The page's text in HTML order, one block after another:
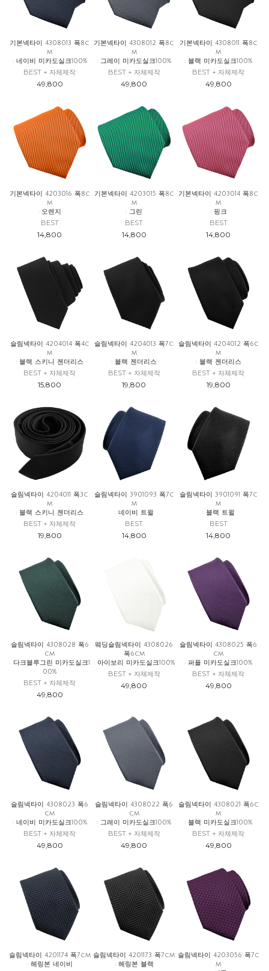
기본넥타이 4308013 폭8c
m
: 네이비 미카도실크100%
BEST + 자체제작
49,800
기본넥타이 4308012 폭8c
m
: 그레이 미카도실크100%
BEST + 자체제작
49,800
기본넥타이 4308011 폭8c
m
: 블랙 미카도실크100%
BEST + 자체제작
49,800
기본넥타이 4203016 폭8c
m
: 오렌지
BEST
14,800
기본넥타이 4203015 폭8c
m
: 그린
BEST
14,800
기본넥타이 4203014 폭8c
m
: 핑크
BEST
14,800
슬림넥타이 4204014 폭4c
m
: 블랙 스키니 젠더리스
BEST + 자체제작
15,800
슬림넥타이 4204013 폭7c
m
: 블랙 젠더리스
BEST + 자체제작
19,800
슬림넥타이 4204012 폭6c
m
: 블랙 젠더리스
BEST + 자체제작
19,800
슬림넥타이 4204011 폭3c
m
: 블랙 스키니 젠더리스
BEST + 자체제작
19,800
슬림넥타이 3901093 폭7c
m
: 네이비 트윌
BEST
14,800
슬림넥타이 3901091 폭7c
m
: 블랙 트윌
BEST
14,800
슬림넥타이 4308028 폭6
cm
: 다크블루그린 미카도실크1
00%
BEST + 자체제작
49,800
웨딩슬림넥타이 4308026
폭6cm
: 아이보리 미카도실크100%
BEST + 자체제작
49,800
슬림넥타이 4308025 폭6
cm
: 퍼플 미카도실크100%
BEST + 자체제작
49,800
슬림넥타이 4308023 폭6
cm
: 네이비 미카도실크100%
BEST + 자체제작
49,800
슬림넥타이 4308022 폭6
cm
: 그레이 미카도실크100%
BEST + 자체제작
49,800
슬림넥타이 4308021 폭6c
m
: 블랙 미카도실크100%
BEST + 자체제작
49,800
슬림넥타이 4201174 폭7cm
: 헤링본 네이비
슬림넥타이 4201173 폭7cm
: 헤링본 블랙
슬림넥타이 4203056 폭7c
m